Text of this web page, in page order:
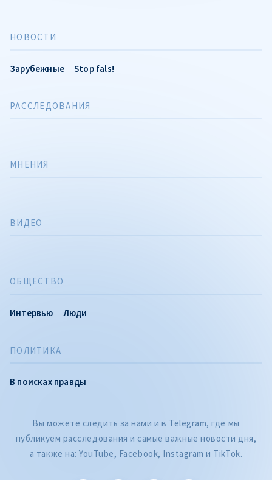
НОВОСТИ
Зарубежные Stop fals!
ПОЛИТИКА
В поисках правды
РАССЛЕДОВАНИЯ
ОБЩЕСТВО
Интервью Люди
МНЕНИЯ
ВИДЕО
Вы можете следить за нами и в Telegram, где мы
публикуем расследования и самые важные новости дня,
а также на: YouTube, Facebook, Instagram и TikTok.